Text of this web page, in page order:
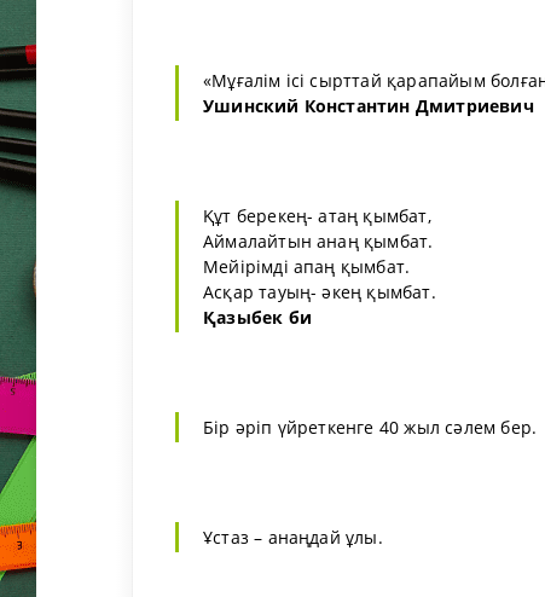
«Мұғалім ісі сырттай қарапайым
Ушинский Константин Дмитриевич
Құт берекең- атаң қымбат,
Аймалайтын анаң қымбат.
Мейірімді апаң қымбат.
Асқар тауың- әкең қымбат.
Қазыбек би
Бiр әрiп үйреткенге 40 жыл сәлем бер.
Ұстаз – анаңдай ұлы.